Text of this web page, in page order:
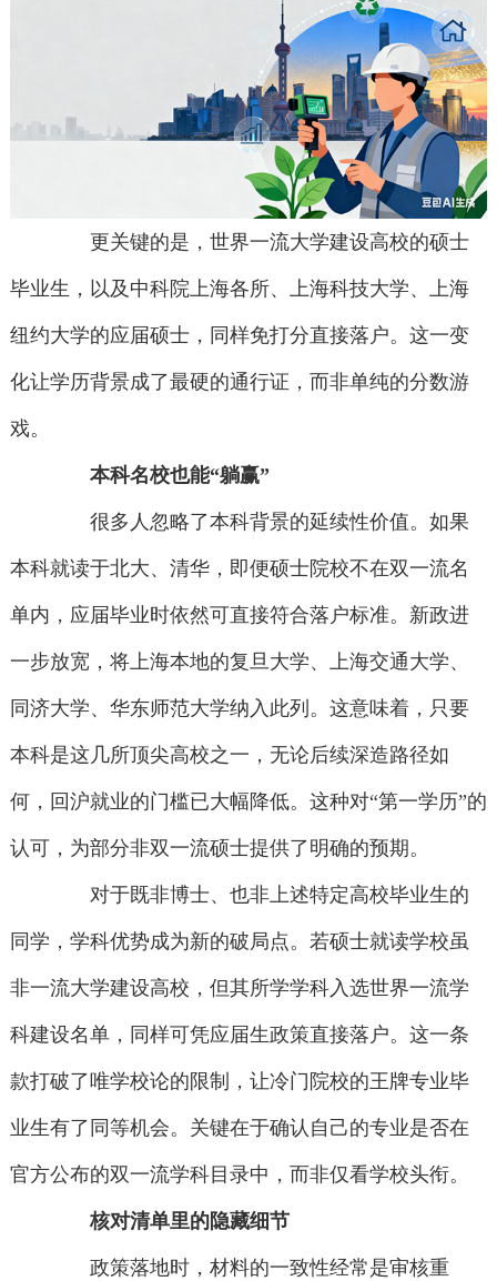
更关键的是，世界一流大学建设高校的硕士
毕业生，以及中科院上海各所、上海科技大学、上海
纽约大学的应届硕士，同样免打分直接落户。这一变
化让学历背景成了最硬的通行证，而非单纯的分数游
戏。
本科名校也能“躺赢”
很多人忽略了本科背景的延续性价值。如果
本科就读于北大、清华，即便硕士院校不在双一流名
单内，应届毕业时依然可直接符合落户标准。新政进
一步放宽，将上海本地的复旦大学、上海交通大学、
同济大学、华东师范大学纳入此列。这意味着，只要
本科是这几所顶尖高校之一，无论后续深造路径如
何，回沪就业的门槛已大幅降低。这种对“第一学历”的
认可，为部分非双一流硕士提供了明确的预期。
对于既非博士、也非上述特定高校毕业生的
同学，学科优势成为新的破局点。若硕士就读学校虽
非一流大学建设高校，但其所学学科入选世界一流学
科建设名单，同样可凭应届生政策直接落户。这一条
款打破了唯学校论的限制，让冷门院校的王牌专业毕
业生有了同等机会。关键在于确认自己的专业是否在
官方公布的双一流学科目录中，而非仅看学校头衔。
核对清单里的隐藏细节
政策落地时，材料的一致性经常是审核重